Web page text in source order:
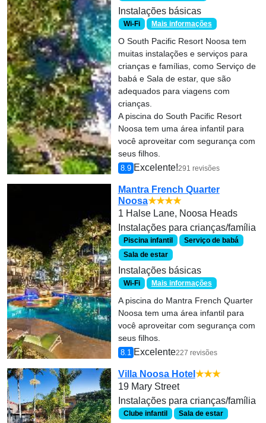
Instalações básicas
Wi-Fi Mais informações
O South Pacific Resort Noosa tem
muitas instalações e serviços para
crianças e famílias, como Serviço de
babá e Sala de estar, que são
adequados para viagens com
crianças.
A piscina do South Pacific Resort
Noosa tem uma área infantil para
você aproveitar com segurança com
seus filhos.
8.9 Excelente!291 revisões
Mantra French Quarter
Noosa★★★★
1 Halse Lane, Noosa Heads
Instalações para crianças/família
Piscina infantil
Serviço de babá
Sala de estar
Instalações básicas
Wi-Fi Mais informações
A piscina do Mantra French Quarter
Noosa tem uma área infantil para
você aproveitar com segurança com
seus filhos.
8.1 Excelente227 revisões
Villa Noosa Hotel ★★★
19 Mary Street
Instalações para crianças/família
Clube infantil Sala de estar